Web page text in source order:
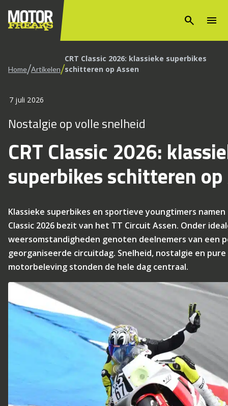
search menu
Home/Artikelen/CRT Classic 2026: klassieke superbikes
schitteren op Assen
7 juli 2026
Nostalgie op volle snelheid
CRT Classic 2026:
superbikes schitteren op
Klassieke superbikes en sportieve youngtimers namen
Classic 2026 bezit van het TT Circuit Assen. Onder
weersomstandigheden genoten deelnemers van een
georganiseerde circuitdag. Snelheid, nostalgie en pure
motorbeleving stonden de hele dag centraal.